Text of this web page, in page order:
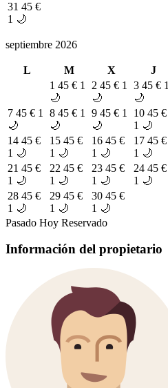
31 45 €
1 🌙
septiembre 2026
L M X J
1 45 € 1
🌙
2 45 € 1
🌙
3 45 € 1
🌙
7 45 € 1
🌙
8 45 € 1
🌙
9 45 € 1
🌙
10 45 €
1 🌙
14 45 €
1 🌙
15 45 €
1 🌙
16 45 €
1 🌙
17 45 €
1 🌙
21 45 €
1 🌙
22 45 €
1 🌙
23 45 €
1 🌙
24 45 €
1 🌙
28 45 €
1 🌙
29 45 €
1 🌙
30 45 €
1 🌙
Pasado Hoy Reservado
Información del propietario